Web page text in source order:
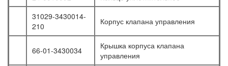
31029-3430014-
210
Корпус клапана управления
66-01-3430034
Крышка корпуса клапана
управления